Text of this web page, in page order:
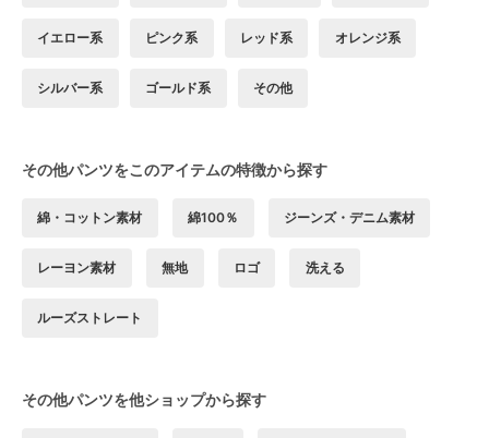
イエロー系 ピンク系 レッド系 オレンジ系
シルバー系 ゴールド系 その他
その他パンツをこのアイテムの特徴から探す
綿・コットン素材 綿100％ ジーンズ・デニム素材
レーヨン素材 無地 ロゴ 洗える
ルーズストレート
その他パンツを他ショップから探す